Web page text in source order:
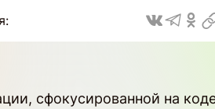
сфокусированной на